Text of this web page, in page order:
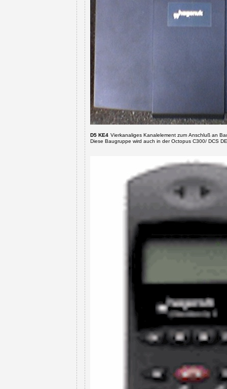
D5 KE4 Vierkanaliges Kanalelement zum Anschluß an
Diese Baugruppe wird auch in der Octopus C300/ DCS